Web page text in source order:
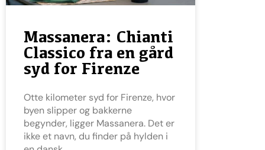
Massanera: Chianti
Classico fra en gård
syd for Firenze
Otte kilometer syd for Firenze, hvor
byen slipper og bakkerne
begynder, ligger Massanera. Det er
ikke et navn, du finder på hylden i